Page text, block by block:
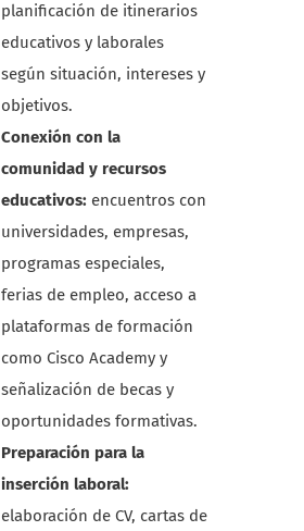
planificación de itinerarios
educativos y laborales
según situación, intereses y
objetivos.
Conexión con la
comunidad y recursos
educativos: encuentros con
universidades, empresas,
programas especiales,
ferias de empleo, acceso a
plataformas de formación
como Cisco Academy y
señalización de becas y
oportunidades formativas.
Preparación para la
inserción laboral:
elaboración de CV, cartas de